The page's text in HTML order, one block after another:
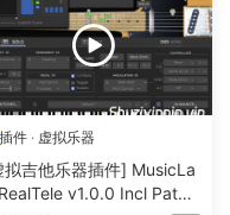
and mix-ready.
your music’s scale
including various
pitch adjustments
插件 · 虚拟乐器
拟吉他乐器插件] MusicLa
v1.0.0 Incl Patch